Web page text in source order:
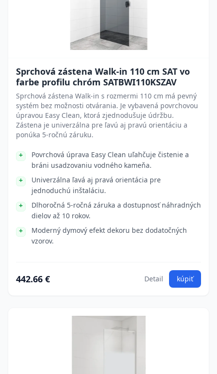
Sprchová zástena Walk-in 110 cm SAT vo
farbe profilu chróm SATBWI110KSZAV
Sprchová zástena Walk-in s rozmermi 110 cm má pevný
systém bez možnosti otvárania. Je vybavená povrchovou
úpravou Easy Clean, ktorá zjednodušuje údržbu.
Zástena je univerzálna pre ľavú aj pravú orientáciu a
ponúka 5-ročnú záruku.
Povrchová úprava Easy Clean uľahčuje čistenie a
bráni usadzovaniu vodného kameňa.
Univerzálna ľavá aj pravá orientácia pre
jednoduchú inštaláciu.
Dlhoročná 5-ročná záruka a dostupnosť náhradných
dielov až 10 rokov.
Moderný dymový efekt dekoru bez dodatočných
vzorov.
442.66 € Detail kúpiť